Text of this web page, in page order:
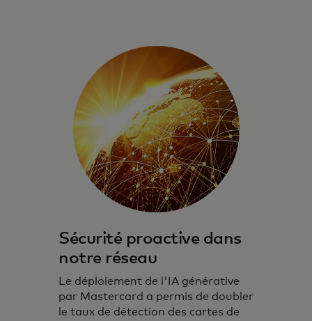
Sécurité proactive dans
notre réseau
Le déploiement de l'IA générative
par Mastercard a permis de doubler
le taux de détection des cartes de